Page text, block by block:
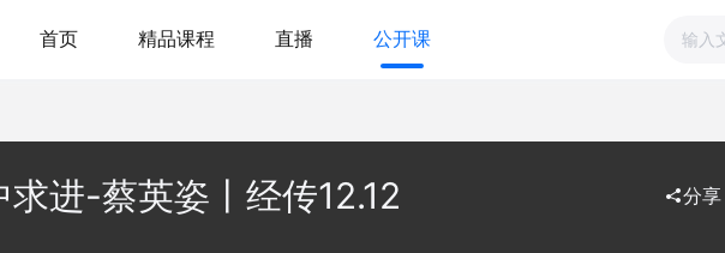
首页 精品课程 直播 公开课
进-蔡英姿丨经传12.12 分享